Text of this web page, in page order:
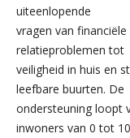
uiteenlopende
vragen van
relatieproblemen tot
veiligheid in huis en
leefbare buurten. De
ondersteuning loopt
inwoners van 0 tot